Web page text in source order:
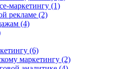
маркетингу (1)
рекламе (2)
(4)
(6)
маркетингу (2)